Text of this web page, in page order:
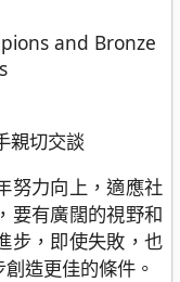
親切交談
努力向上，適應社
要有廣闊的視野和
步，即使失敗，也
造更佳的條件。